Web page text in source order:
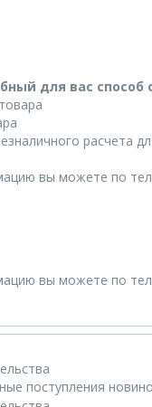
для вас способ
расчета
вы можете по
вы можете по
поступления